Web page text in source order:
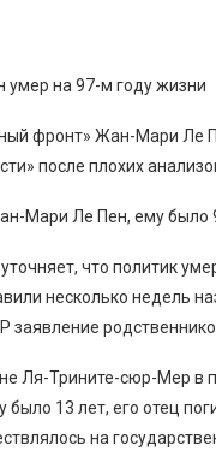
на 97-м году жизни
фронт» Жан-Мари Ле
после плохих
Мари Ле Пен, ему было
что политик
несколько недель
заявление
Ля-Трините-сюр-Мер в
13 лет, его отец
на